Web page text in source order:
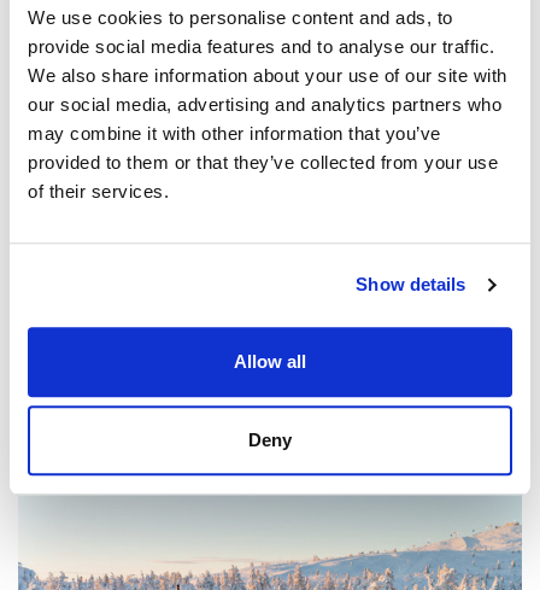
We use cookies to personalise content and ads, to
provide social media features and to analyse our traffic.
We also share information about your use of our site with
our social media, advertising and analytics partners who
may combine it with other information that you’ve
provided to them or that they’ve collected from your use
of their services.
Show details
Allow all
Deny
KERROSTALO, KITTILÄ
39 m² • 156 200 € • 2h, kt, s • 2025